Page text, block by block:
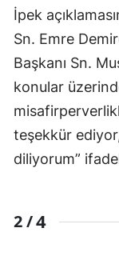
İpek
Sn. Emre
Başkanı Sn.
konular
teşekkür
diliyorum”
2 /4